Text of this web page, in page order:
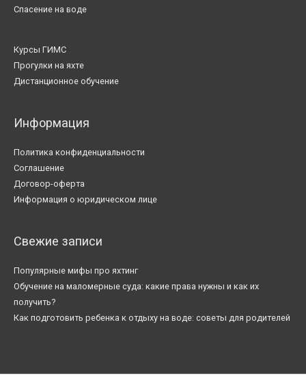
Спасение на воде
Курсы ГИМС
Прогулки на яхте
Дистанционное обучение
Информация
Политика конфиденциальности
Соглашение
Договор-оферта
Информация о юридическом лице
Свежие записи
Популярные мифы про яхтинг
Обучение на маломерные суда: какие права нужны и как их
получить?
Как подготовить ребенка к отдыху на воде: советы для родителей